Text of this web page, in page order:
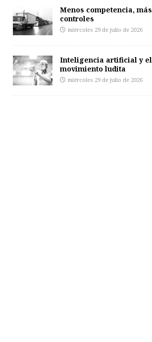
Menos competencia, más
controles
miércoles 29 de julio de 2026
Inteligencia artificial y el
movimiento ludita
miércoles 29 de julio de 2026